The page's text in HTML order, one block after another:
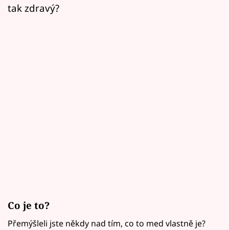
tak zdravý?
Co je to?
Přemýšleli jste někdy nad tím, co to med vlastně je?